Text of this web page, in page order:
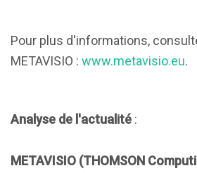
Pour plus d'informations,
METAVISIO : www.metavisio.eu.
Analyse de l'actualité :
METAVISIO (THOMSON